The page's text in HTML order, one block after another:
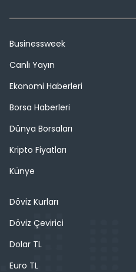
Businessweek
Canlı Yayın
Ekonomi Haberleri
Borsa Haberleri
Dünya Borsaları
Kripto Fiyatları
Künye
Döviz Kurları
Döviz Çevirici
Dolar TL
Euro TL